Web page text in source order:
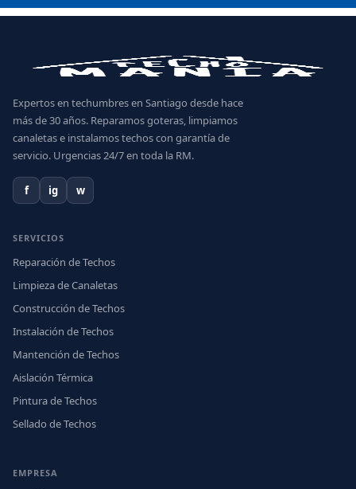
Expertos en techumbres en Santiago desde hace
más de 30 años. Reparamos goteras, limpiamos
canaletas e instalamos techos con garantía de
servicio. Urgencias 24/7 en toda la RM.
f ig w
SERVICIOS
Reparación de Techos
Limpieza de Canaletas
Construcción de Techos
Instalación de Techos
Mantención de Techos
Aislación Térmica
Pintura de Techos
Sellado de Techos
EMPRESA